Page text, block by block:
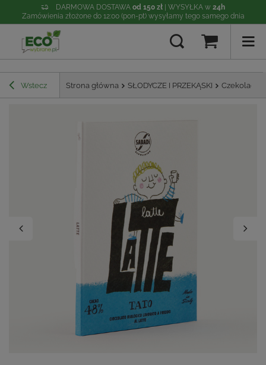
DARMOWA DOSTAWA od 150 zł | WYSYŁKA w 24h
Zamówienia złożone do 12:00 (pon-pt) wysyłamy tego samego dnia
Wstecz Strona główna SŁODYCZE I PRZEKĄSKI Czekolada